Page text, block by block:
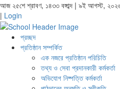
আজ ২৫শে শ্রাবণ, ১৪৩৩ বঙ্গাব্দ | ৯ই আগস্ট,
| Login
প্রচ্ছদ
প্রতিষ্ঠান সম্পর্কিত
এক নজরে প্রতিষ্ঠান পরিচিতি
তথ্য ও সেবা প্রদানকারী কর্মকর্তা
অভিযোগ নিষ্পত্তি কর্মকর্তা